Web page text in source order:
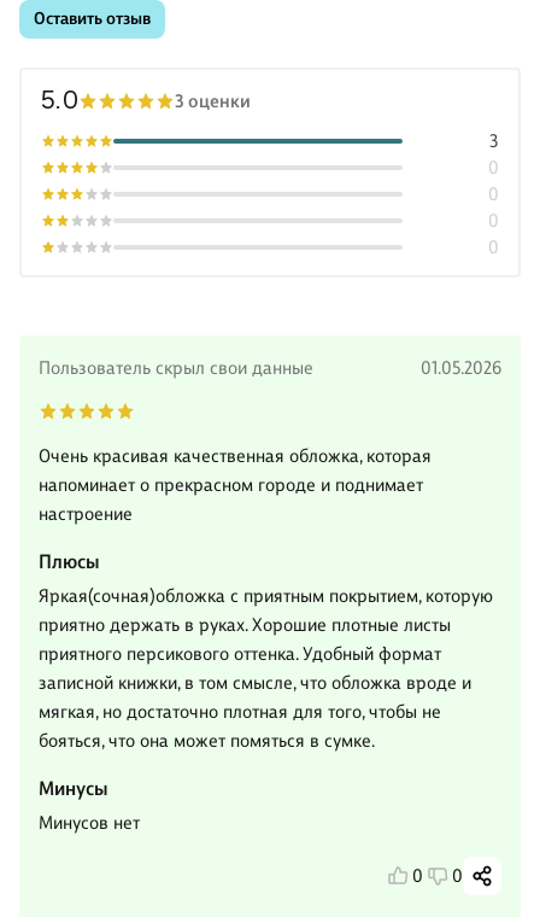
Оставить отзыв
5.0 3 оценки
0
0
0
0
3
Пользователь скрыл свои данные 01.05.2026
Очень красивая качественная обложка, которая
напоминает о прекрасном городе и поднимает
настроение
Плюсы
Яркая(сочная)обложка с приятным покрытием, которую
приятно держать в руках. Хорошие плотные листы
приятного персикового оттенка. Удобный формат
записной книжки, в том смысле, что обложка вроде и
мягкая, но достаточно плотная для того, чтобы не
бояться, что она может помяться в сумке.
Минусы
Минусов нет
0 0